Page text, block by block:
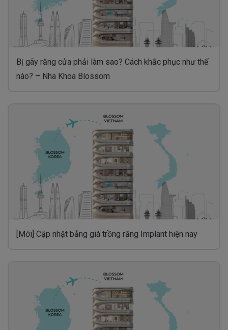
Bị gãy răng cửa phải làm sao? Cách khắc phục như thế
nào? – Nha Khoa Blossom
[Mới] Cập nhật bảng giá trồng răng Implant hiện nay